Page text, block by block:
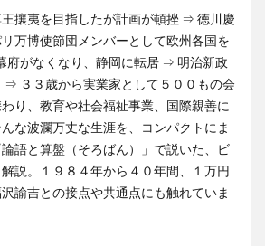
攘夷を目指したが計画が頓挫 ⇒ 徳川慶
万博使節団メンバーとして欧州各国を
府がなくなり、静岡に転居 ⇒ 明治新政
⇒ ３３歳から実業家として５００もの会
り、教育や社会福祉事業、国際親善に
な波瀾万丈な生涯を、コンパクトにま
語と算盤（そろばん）」で説いた、ビ
説。１９８４年から４０年間、１万円
諭吉との接点や共通点にも触れていま